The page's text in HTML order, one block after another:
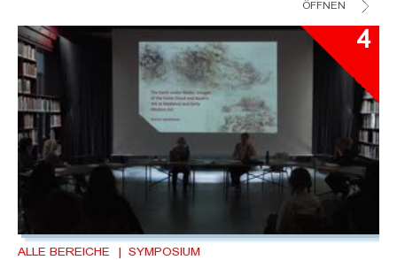
ÖFFNEN
4
ALLE BEREICHE SYMPOSIUM